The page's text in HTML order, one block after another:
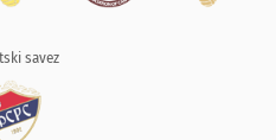
savez